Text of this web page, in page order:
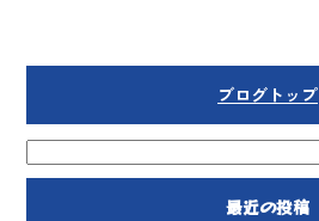
ブログトップ
最近の投稿